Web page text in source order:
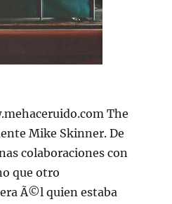
The
Mike Skinner. De
colaboraciones con
que otro
Ã©l quien estaba